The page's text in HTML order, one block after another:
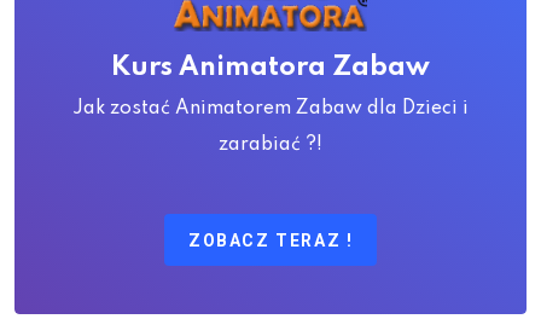
Kurs Animatora Zabaw
Jak zostać Animatorem Zabaw dla Dzieci i
zarabiać ?!
ZOBACZ TERAZ !